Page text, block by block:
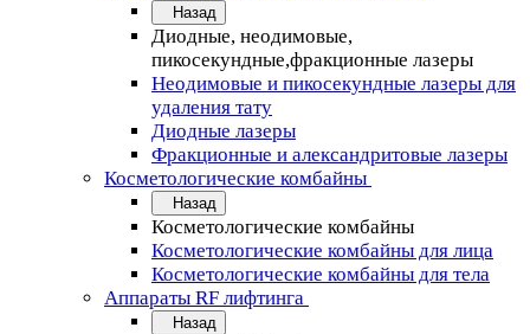
Назад
Диодные, неодимовые,
пикосекундные,фракционные лазеры
Неодимовые и пикосекундные лазеры для
удаления тату
Диодные лазеры
Фракционные и александритовые лазеры
Косметологические комбайны
Назад
Косметологические комбайны
Косметологические комбайны для лица
Косметологические комбайны для тела
Аппараты RF лифтинга
Назад